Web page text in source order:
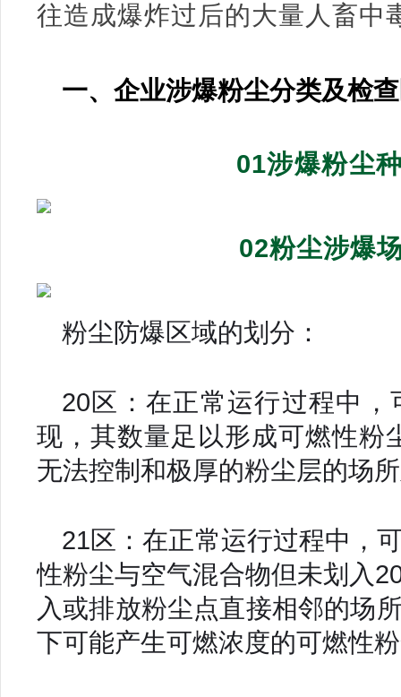
往造成爆炸过后的大量人畜中
一、企业涉爆粉尘分类及检
01涉爆粉尘
02粉尘涉爆
粉尘防爆区域的划分：
20区：在正常运行过程中
现，其数量足以形成可燃性粉
无法控制和极厚的粉尘层的场
21区：在正常运行过程中，
性粉尘与空气混合物但未划入
入或排放粉尘点直接相邻的场
下可能产生可燃浓度的可燃性